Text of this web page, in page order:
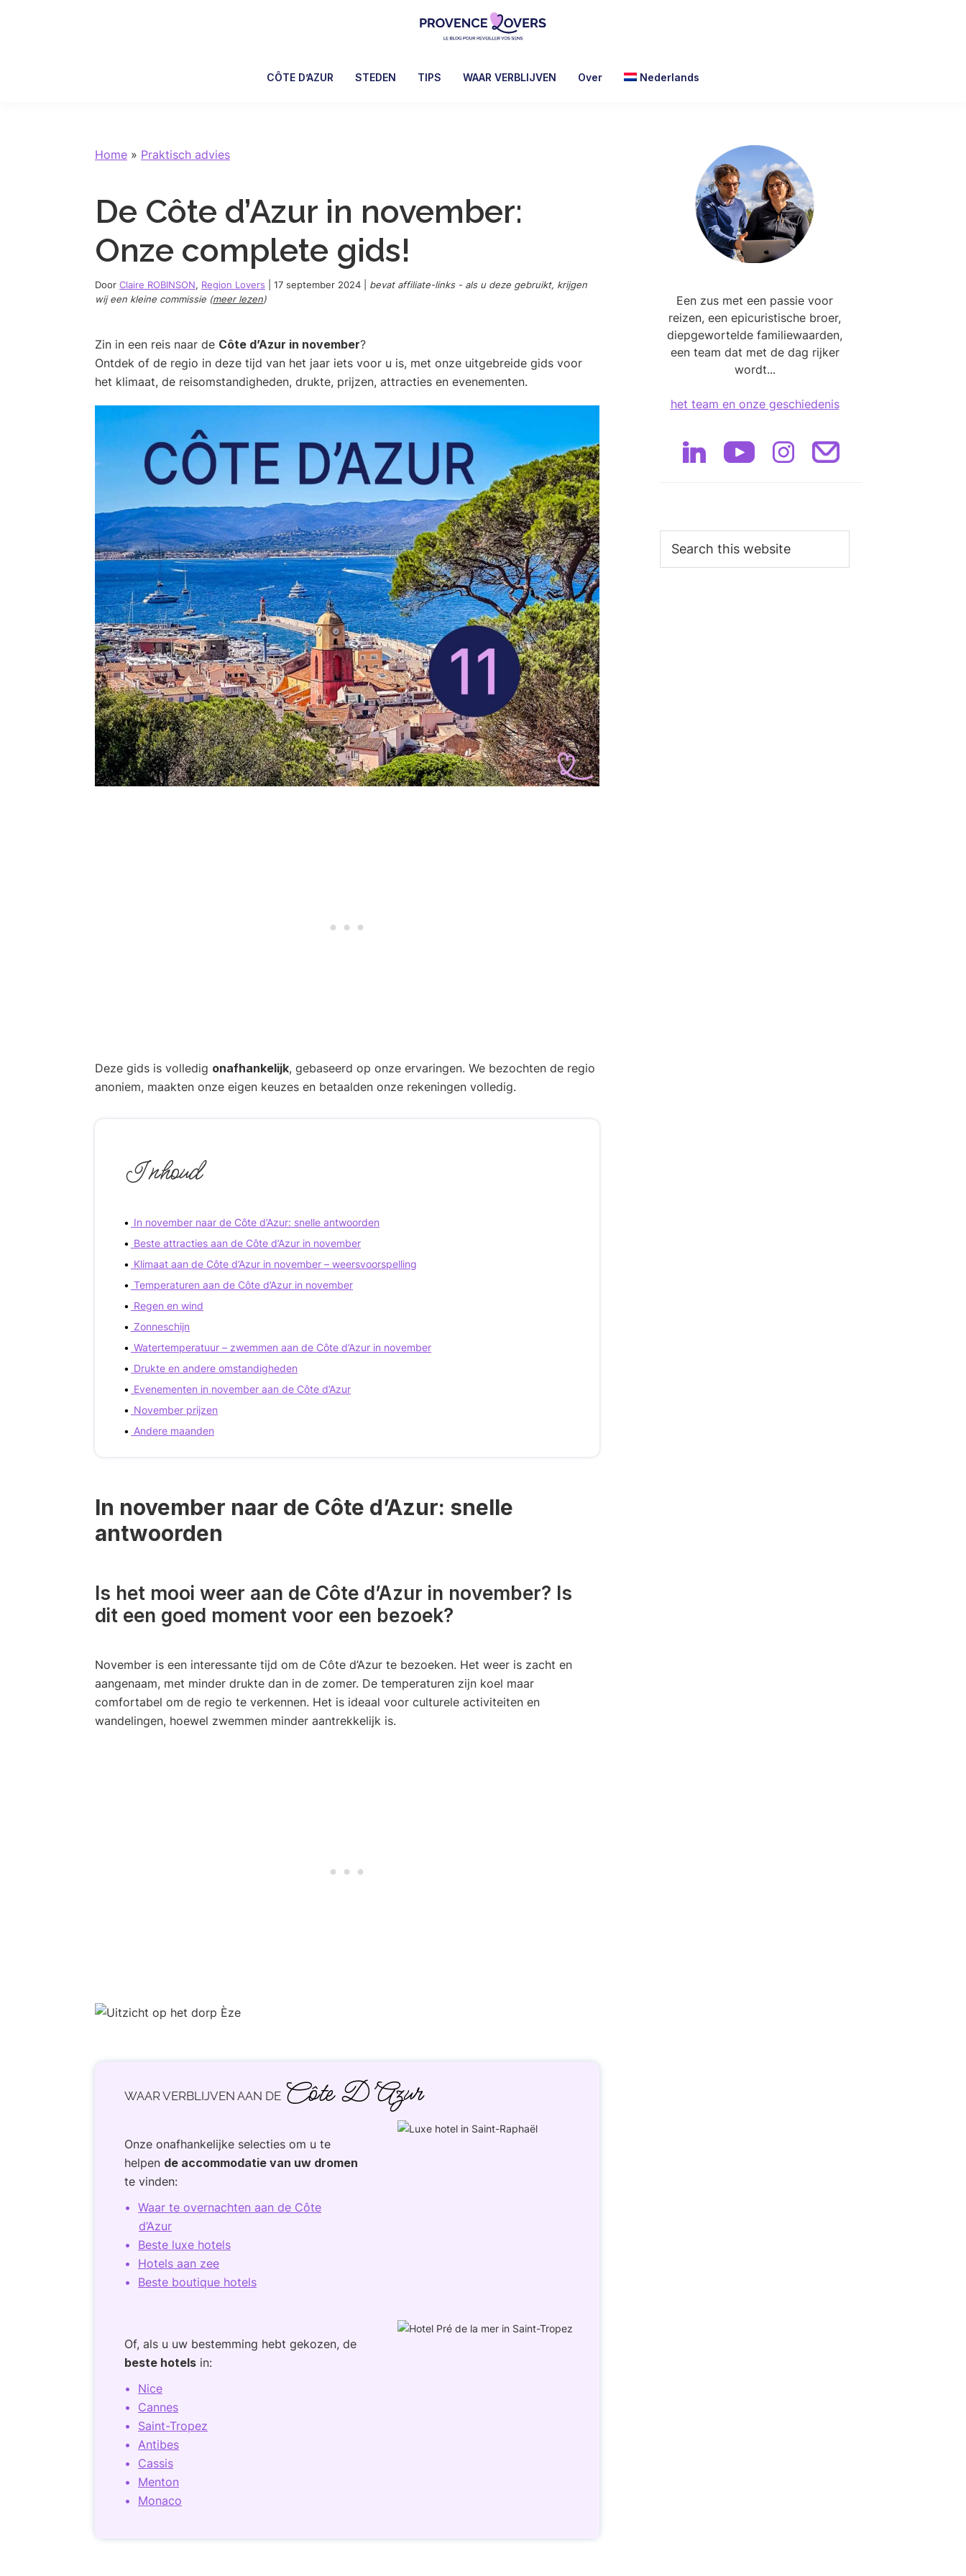
Lovers
zintuigen
blog
van
Manu
CÔTE D’AZUR STEDEN TIPS WAAR VERBLIJVEN Over Nederlands
Home » Praktisch advies
De Côte d’Azur in november:
Onze complete gids!
Door Claire ROBINSON, Region Lovers 17 september 2024
bevat affiliate-links - als u deze gebruikt, krijgen
wij een kleine commissie (meer lezen)
Zin in een reis naar de Côte d’Azur in november?
Ontdek of de regio in deze tijd van het jaar iets voor u is, met onze uitgebreide gids voor
het klimaat, de reisomstandigheden, drukte, prijzen, attracties en evenementen.
Deze gids is volledig onafhankelijk, gebaseerd op onze ervaringen. We bezochten de regio
anoniem, maakten onze eigen keuzes en betaalden onze rekeningen volledig.
Inhoud
In november naar de Côte d’Azur: snelle antwoorden
Beste attracties aan de Côte d’Azur in november
Klimaat aan de Côte d’Azur in november – weersvoorspelling
Temperaturen aan de Côte d’Azur in november
Regen en wind
Zonneschijn
Watertemperatuur – zwemmen aan de Côte d’Azur in november
Drukte en andere omstandigheden
Evenementen in november aan de Côte d’Azur
November prijzen
Andere maanden
In november naar de Côte d’Azur: snelle
antwoorden
Is het mooi weer aan de Côte d’Azur in november? Is
dit een goed moment voor een bezoek?
November is een interessante tijd om de Côte d’Azur te bezoeken. Het weer is zacht en
aangenaam, met minder drukte dan in de zomer. De temperaturen zijn koel maar
comfortabel om de regio te verkennen. Het is ideaal voor culturele activiteiten en
wandelingen, hoewel zwemmen minder aantrekkelijk is.
WAAR VERBLIJVEN AAN DE Côte D’Azur
Onze onafhankelijke selecties om u te
helpen de accommodatie van uw dromen
te vinden:
Waar te overnachten aan de Côte
d’Azur
Beste luxe hotels
Hotels aan zee
Beste boutique hotels
Of, als u uw bestemming hebt gekozen, de
beste hotels in:
Nice
Cannes
Saint-Tropez
Antibes
Cassis
Menton
Monaco
Primary
Sidebar
Een zus met een passie voor
reizen, een epicuristische broer,
diepgewortelde familiewaarden,
een team dat met de dag rijker
wordt...
het team en onze geschiedenis
this